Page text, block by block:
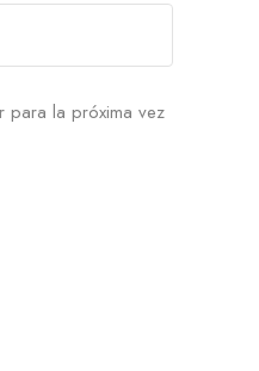
para la próxima vez